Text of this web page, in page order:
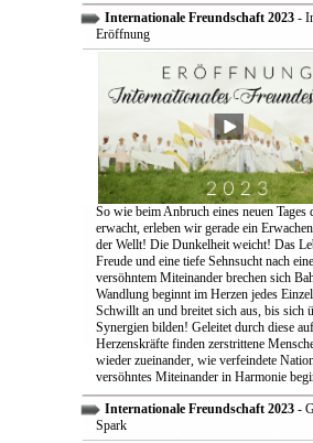
Internationale Freundschaft 2023-
Eröffnung
So wie beim Anbruch eines neuen Tages
erwacht, erleben wir gerade ein
der Wellt! Die Dunkelheit weicht! Das
Freude und eine tiefe Sehnsucht nach
versöhntem Miteinander brechen sich
Wandlung beginnt im Herzen jedes
Schwillt an und breitet sich aus, bis sich
Synergien bilden! Geleitet durch diese
Herzenskräfte finden zerstrittene
wieder zueinander, wie verfeindete
versöhntes Miteinander in Harmonie
Internationale Freundschaft 2023-
Spark